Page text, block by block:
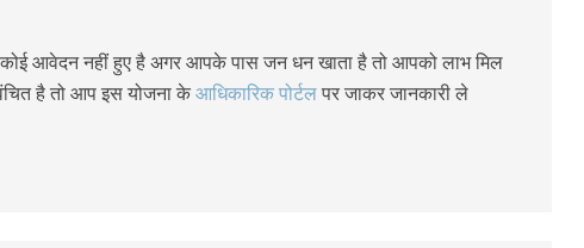
आवेदन नहीं हुए है अगर आपके पास जन धन खाता है तो आपको लाभ मिल
है तो आप इस योजना के आधिकारिक पोर्टल पर जाकर जानकारी ले